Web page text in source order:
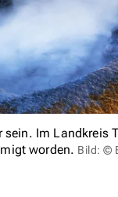
Im Landkreis
worden. Bild: ©